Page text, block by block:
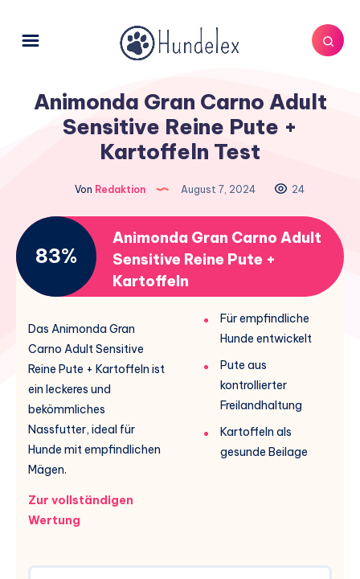
Animonda Gran Carno Adult
Sensitive Reine Pute +
Kartoffeln Test
Von Redaktion August 7, 2024 24
83%
Animonda Gran Carno Adult
Sensitive Reine Pute +
Kartoffeln
Das Animonda Gran
Carno Adult Sensitive
Reine Pute + Kartoffeln ist
ein leckeres und
bekömmliches
Nassfutter, ideal für
Hunde mit empfindlichen
Mägen.
Zur vollständigen
Wertung
Für empfindliche
Hunde entwickelt
Pute aus
kontrollierter
Freilandhaltung
Kartoffeln als
gesunde Beilage